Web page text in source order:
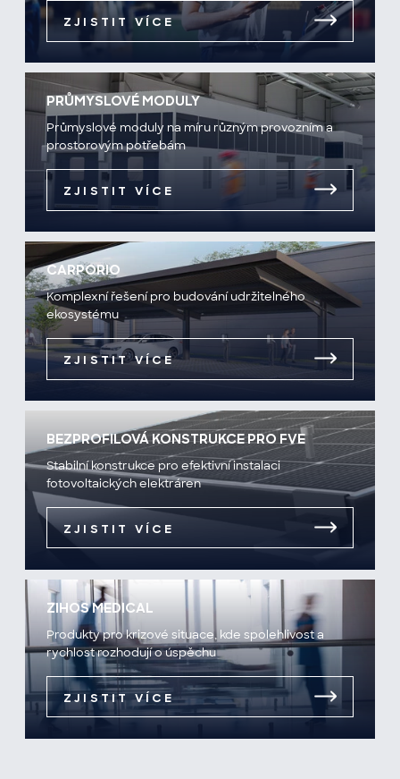
ZJISTIT VÍCE
PRŮMYSLOVÉ MODULY
Průmyslové moduly na míru různým provozním a
prostorovým potřebám
ZJISTIT VÍCE
CARPORIO
Komplexní řešení pro budování udržitelného
ekosystému
ZJISTIT VÍCE
BEZPROFILOVÁ KONSTRUKCE PRO FVE
Stabilní konstrukce pro efektivní instalaci
fotovoltaických elektráren
ZJISTIT VÍCE
ZIHOS MEDICAL
Produkty pro krizové situace, kde spolehlivost a
rychlost rozhodují o úspěchu
ZJISTIT VÍCE